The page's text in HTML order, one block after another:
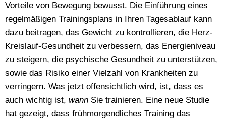
Vorteile von Bewegung bewusst. Die Einführung eines
regelmäßigen Trainingsplans in Ihren Tagesablauf kann
dazu beitragen, das Gewicht zu kontrollieren, die Herz-
Kreislauf-Gesundheit zu verbessern, das Energieniveau
zu steigern, die psychische Gesundheit zu unterstützen,
sowie das Risiko einer Vielzahl von Krankheiten zu
verringern. Was jetzt offensichtlich wird, ist, dass es
auch wichtig ist, wann Sie trainieren. Eine neue Studie
hat gezeigt, dass frühmorgendliches Training das